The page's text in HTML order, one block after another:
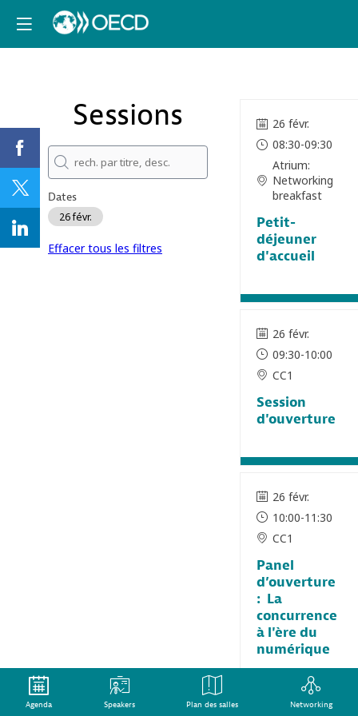
Sessions
Dates
26 févr.
Effacer tous les filtres
26 févr.
08:30-09:30
Atrium:
Networking
breakfast
Petit-
déjeuner
d'accueil
26 févr.
09:30-10:00
CC1
Session
d'ouverture
26 févr.
10:00-11:30
CC1
Panel
d’ouverture
: La
concurrence
à l'ère du
numérique
Agenda Speakers Plan des salles Networking